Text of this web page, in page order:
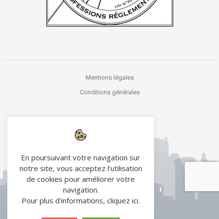
Mentions légales
Conditions générales
En poursuivant votre navigation sur
notre site, vous acceptez l'utilisation
de cookies pour améliorer votre
navigation.
Pour plus d'informations, cliquez ici.